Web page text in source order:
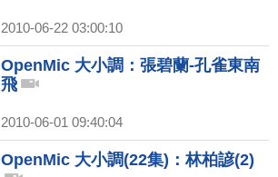
2010-06-22 03:00:10
OpenMic 大小調：張碧蘭-孔雀東南
飛
2010-06-01 09:40:04
OpenMic 大小調(22集)：林柏諺(2)